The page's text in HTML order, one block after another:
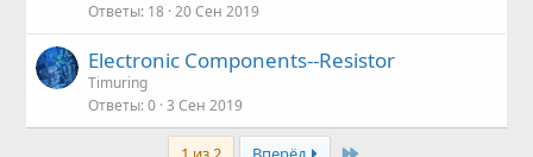
Ответы 18 20 Сен 2019
Electronic Components--Resistor
Timuring
Ответы 0 3 Сен 2019
Last